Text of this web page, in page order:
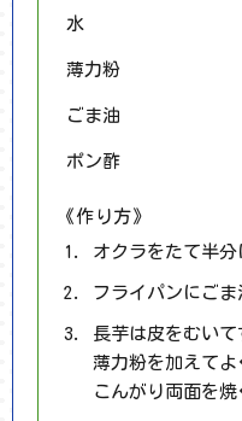
水
薄力粉
ごま油
ポン酢
《作り方》
オクラをたて半分
フライパンにごま
長芋は皮をむいて
薄力粉を加えて
こんがり両面を焼